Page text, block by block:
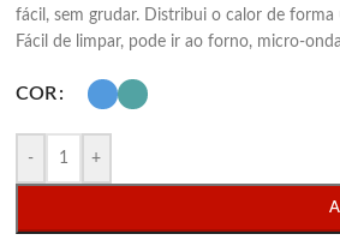
fácil, sem grudar. Distribui o calor de
Fácil de limpar, pode ir ao forno, micro-
COR
- +